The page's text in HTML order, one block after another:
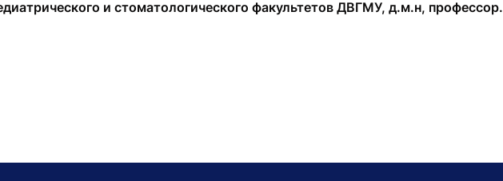
и стоматологического факультетов ДВГМУ, д.м.н, профессор.